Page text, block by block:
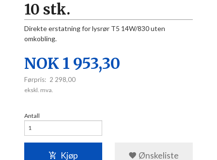
10 stk.
Direkte erstatning for lysrør T5 14W/830 uten
omkobling.
Tilbud
NOK 1 953,30
Førpris: 2 298,00
Rabatt
ekskl. mva.
Antall
Kjøp Ønskeliste